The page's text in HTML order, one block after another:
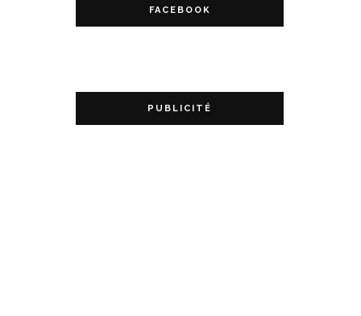
FACEBOOK
PUBLICITÉ